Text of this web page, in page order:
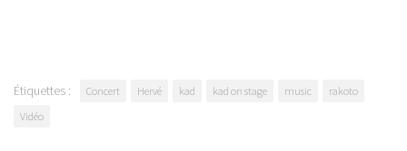
Étiquettes : Concert Hervé kad kad on stage music
rakoto
Vidéo